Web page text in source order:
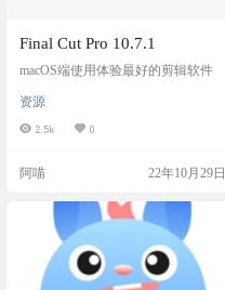
Final Cut Pro 10.7.1
macOS端使用体验最好的剪辑软件
资源
2.5k 0
阿喵 22年10月29日